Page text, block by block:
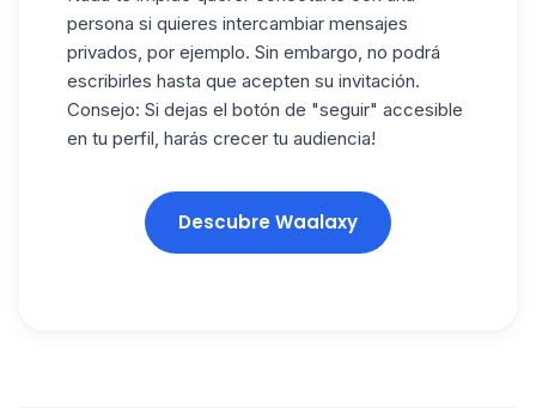
persona si quieres intercambiar mensajes
privados, por ejemplo. Sin embargo, no podrá
escribirles hasta que acepten su invitación.
Consejo: Si dejas el botón de "seguir" accesible
en tu perfil, harás crecer tu audiencia!
Descubre Waalaxy